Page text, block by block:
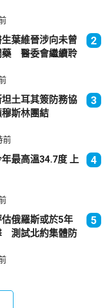
葉維晉涉向未曾
藥 醫委會繼續聆
2
土耳其簽防務協
斯林團結
3
前
最高溫34.7度 上
4
俄羅斯或於5年
測試北約集體防
5